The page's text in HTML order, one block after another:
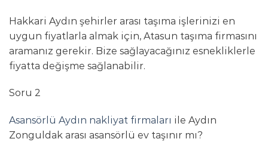
Hakkari Aydın şehirler arası taşıma işlerinizi en
uygun fiyatlarla almak için, Atasun taşıma firmasını
aramanız gerekir. Bize sağlayacağınız esnekliklerle
fiyatta değişme sağlanabilir.
Soru 2
Asansörlü Aydın nakliyat firmaları ile Aydın
Zonguldak arası asansörlü ev taşınır mı?